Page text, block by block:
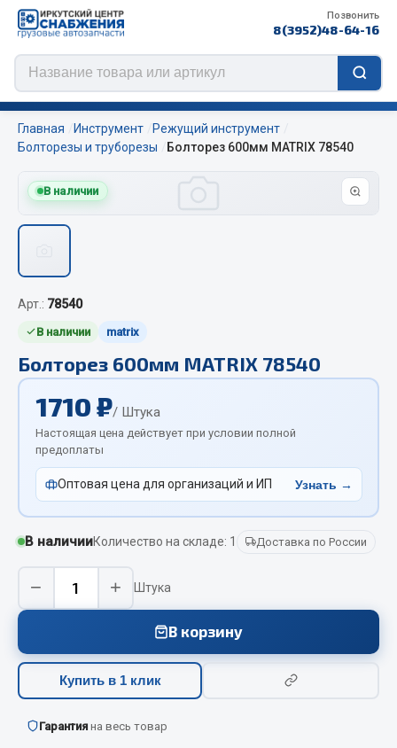
Позвонить
8(3952)48-64-16
Цепи противоскольжения
QITONG
Отопители салона, подогреватели
Автономные воздушные отопители
Жидкостные подогреватели
Отопители салона
Подогреватели тосола
Автозвук
Автокаталоги
Аптечки и знаки автомобильные
Главная Инструмент
Режущий инструмент
Болторезы и труборезы
Болторез 600мм MATRIX 78540
В наличии
Арт.: 78540
В наличии matrix
Болторез 600мм MATRIX 78540
1710 ₽/ Штука
Настоящая цена действует при условии полной
предоплаты
Оптовая цена для организаций и ИП Узнать →
В наличииКоличество на складе: 1 Доставка по России
− + Штука
В корзину
Купить в 1 клик
Гарантия на весь товар